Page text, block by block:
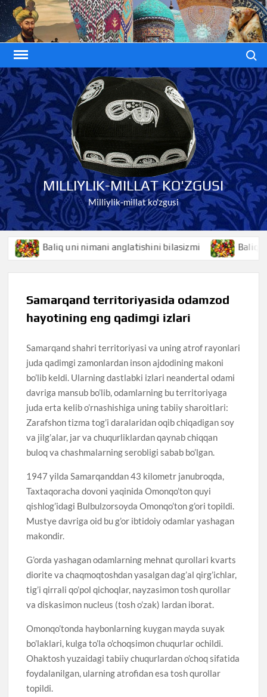
Skip
to
content
MILLIYLIK-MILLAT KO'ZGUSI
Milliylik-millat ko'zgusi
uni nimani anglatishini bilasizmi Baliqko’z nimani
Samarqand territoriyasida odamzod
hayotining eng qadimgi izlari
Samarqand shahri territoriyasi va uning atrof rayonlari
juda qadimgi zamonlardan inson ajdodining makoni
bo’lib keldi. Ularning dastlabki izlari neandertal odami
davriga mansub bo’lib, odamlarning bu territoriyaga
juda erta kelib o’rnashishiga uning tabiiy sharoitlari:
Zarafshon tizma tog’i daralaridan oqib chiqadigan soy
va jilg’alar, jar va chuqurliklardan qaynab chiqqan
buloq va chashmalarning serobligi sabab bo’lgan.
1947 yilda Samarqanddan 43 kilometr janubroqda,
Taxtaqoracha dovoni yaqinida Omonqo’ton quyi
qishlog’idagi Bulbulzorsoyda Omonqo’ton g’ori topildi.
Mustye davriga oid bu g’or ibtidoiy odamlar yashagan
makondir.
G’orda yashagan odamlarning mehnat qurollari kvarts
diorite va chaqmoqtoshdan yasalgan dag’al qirg’ichlar,
tig’i qirrali qo’pol qichoqlar, nayzasimon tosh qurollar
va diskasimon nucleus (tosh o’zak) lardan iborat.
Omonqo’tonda haybonlarning kuygan mayda suyak
bo’laklari, kulga to’la o’choqsimon chuqurlar ochildi.
Ohaktosh yuzaidagi tabiiy chuqurlardan o’choq sifatida
foydalanilgan, ularning atrofidan esa tosh qurollar
topildi.